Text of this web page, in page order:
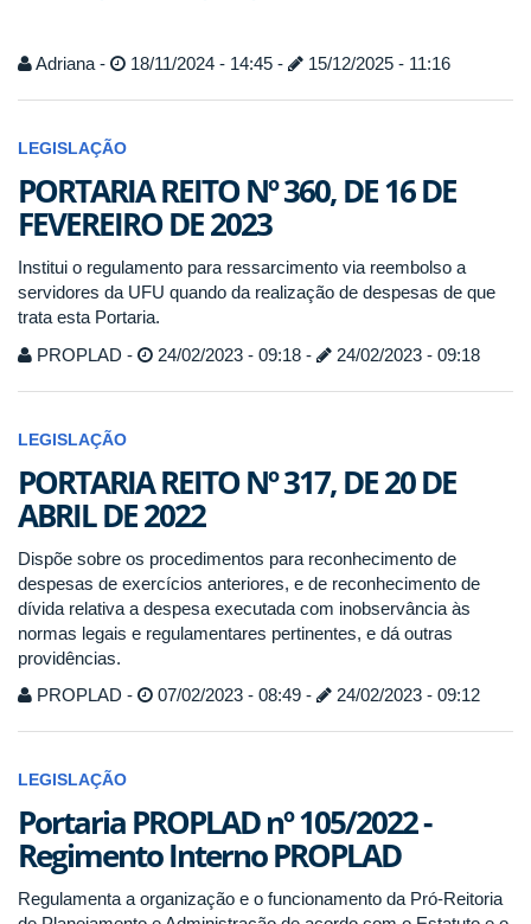
Adriana - 18/11/2024 - 14:45 - 15/12/2025 - 11:16
LEGISLAÇÃO
PORTARIA REITO Nº 360, DE 16 DE
FEVEREIRO DE 2023
Institui o regulamento para ressarcimento via reembolso a
servidores da UFU quando da realização de despesas de que
trata esta Portaria.
PROPLAD -
24/02/2023 - 09:18 - 24/02/2023 - 09:18
LEGISLAÇÃO
PORTARIA REITO Nº 317, DE 20 DE
ABRIL DE 2022
Dispõe sobre os procedimentos para reconhecimento de
despesas de exercícios anteriores, e de reconhecimento de
dívida relativa a despesa executada com inobservância às
normas legais e regulamentares pertinentes, e dá outras
providências.
PROPLAD -
07/02/2023 - 08:49 - 24/02/2023 - 09:12
LEGISLAÇÃO
Portaria PROPLAD nº 105/2022 -
Regimento Interno PROPLAD
Regulamenta a organização e o funcionamento da Pró-Reitoria